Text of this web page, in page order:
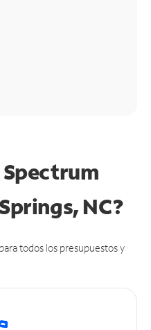
NC?
todos los presupuestos y